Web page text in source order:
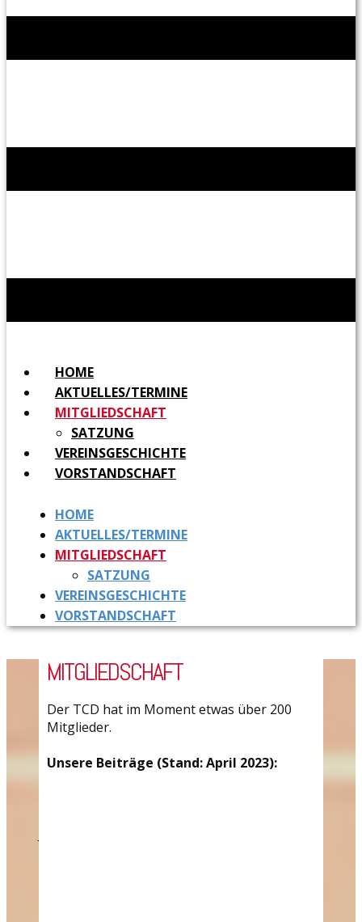
HOME
AKTUELLES/TERMINE
MITGLIEDSCHAFT
SATZUNG
VEREINSGESCHICHTE
VORSTANDSCHAFT
HOME
AKTUELLES/TERMINE
MITGLIEDSCHAFT
SATZUNG
VEREINSGESCHICHTE
VORSTANDSCHAFT
MITGLIEDSCHAFT
Der TCD hat im Moment etwas über 200
Mitglieder.
Unsere Beiträge (Stand: April 2023):